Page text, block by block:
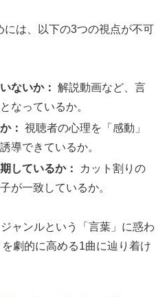
は、以下の3つの視点が不可
ないか： 解説動画など、言
なっているか。
： 視聴者の心理を「感動」
導できているか。
しているか：
カット割りの
が一致しているか。
ャンルという「言葉」に惑わ
劇的に高める1曲に辿り着け